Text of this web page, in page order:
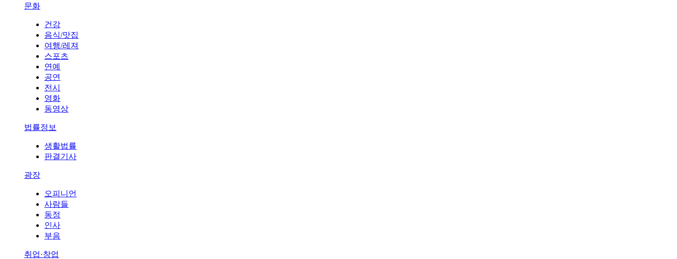
문화
건강
음식/맛집
여행/레져
스포츠
연예
공연
전시
영화
동영상
법률정보
생활법률
판결기사
광장
오피니언
사람들
동정
인사
부음
취업·창업